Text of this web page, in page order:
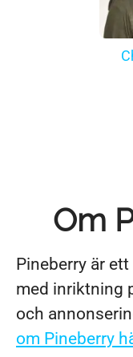
Om
Pineberry är
med inriktning
och
om Pineberry